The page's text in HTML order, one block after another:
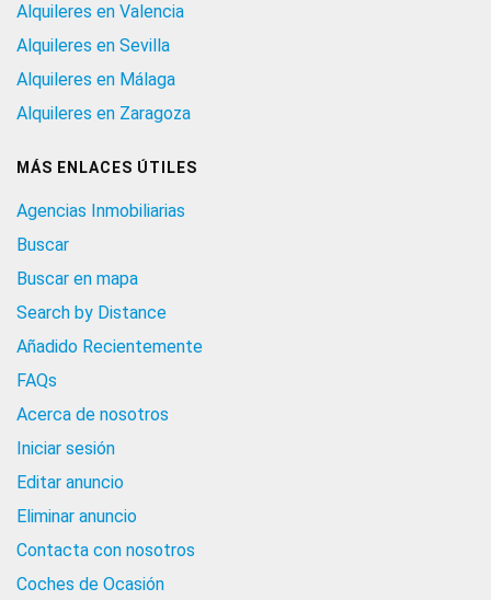
Alquileres en Valencia
Alquileres en Sevilla
Alquileres en Málaga
Alquileres en Zaragoza
MÁS ENLACES ÚTILES
Agencias Inmobiliarias
Buscar
Buscar en mapa
Search by Distance
Añadido Recientemente
FAQs
Acerca de nosotros
Iniciar sesión
Editar anuncio
Eliminar anuncio
Contacta con nosotros
Coches de Ocasión